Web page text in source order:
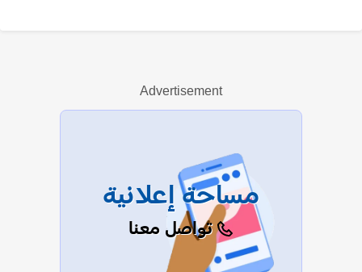
عرض الكل
Advertisement
مساحة إعلانية
تواصل معنا